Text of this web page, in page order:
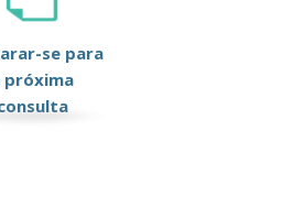
se para
próxima